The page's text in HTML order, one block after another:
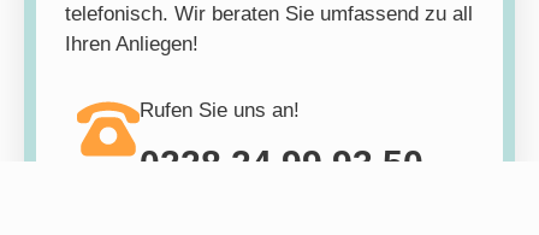
telefonisch. Wir beraten Sie umfassend zu all
Ihren Anliegen!
Rufen Sie uns an!
0228 24 99 93 50